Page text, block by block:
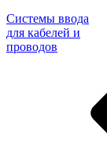
Системы ввода
для кабелей и
проводов